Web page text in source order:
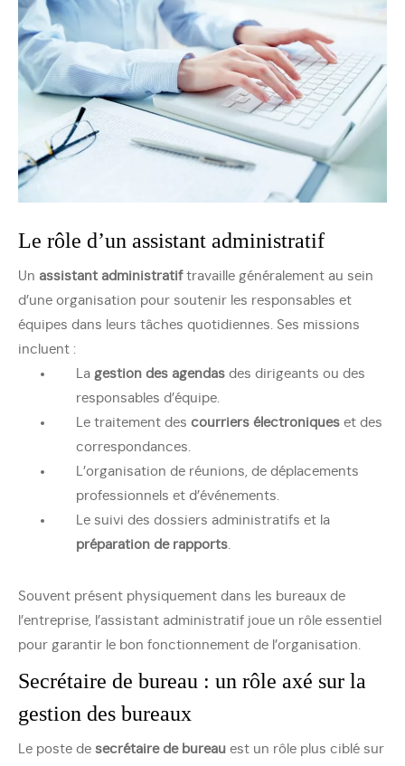
Le rôle d’un assistant administratif
Un assistant administratiftravaille généralement au sein
d’une organisation pour soutenir les responsables et
équipes dans leurs tâches quotidiennes. Ses missions
incluent :
La gestion des agendas des dirigeants ou des
responsables d’équipe.
Le traitement des courriers électroniques et des
correspondances.
L’organisation de réunions, de déplacements
professionnels et d’événements.
Le suivi des dossiers administratifs et la
préparation de rapports.
Souvent présent physiquement dans les bureaux de
l’entreprise, l’assistant administratif joue un rôle essentiel
pour garantir le bon fonctionnement de l’organisation.
Secrétaire de bureau : un rôle axé sur la
gestion des bureaux
Le poste de secrétaire de bureau est un rôle plus ciblé sur